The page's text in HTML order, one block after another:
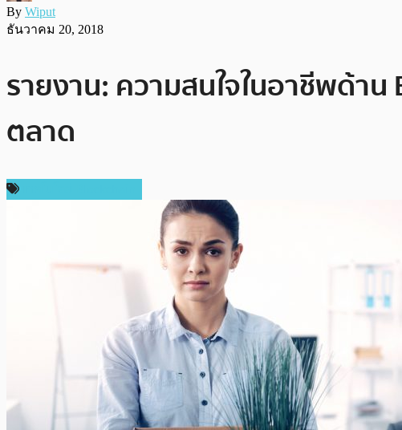
By Wiput
ธันวาคม 20, 2018
รายงาน: ความสนใจในอาชีพด้า
ตลาด